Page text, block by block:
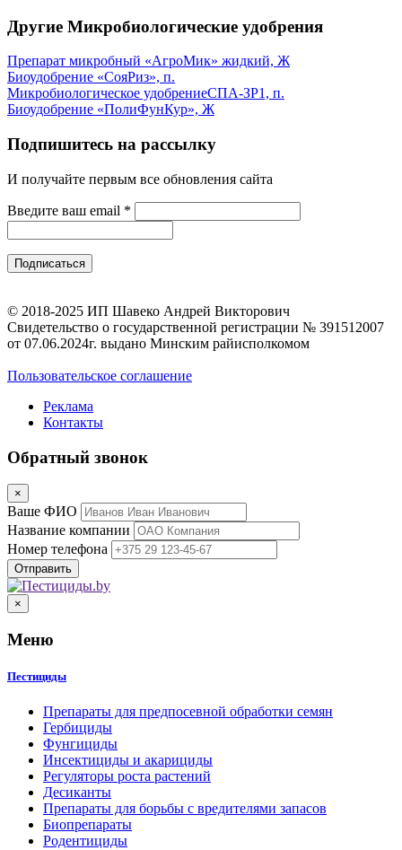
Другие Микробиологические удобрения
Препарат микробный «АгроМик» жидкий, Ж
Биоудобрение «СояРиз», п.
Микробиологическое удобрениеСПА-ЗР1, п.
Биоудобрение «ПолиФунКур», Ж
Подпишитесь на рассылку
И получайте первым все обновления сайта
Введите ваш email *
© 2018-2025 ИП Шавеко Андрей Викторович
Свидетельство о государственной регистрации № 391512007
от 07.06.2024г. выдано Минским райисполкомом
Пользовательское соглашение
Реклама
Контакты
Обратный звонок
×
Ваше ФИО
Название компании
Номер телефона
×
Меню
Пестициды
Препараты для предпосевной обработки семян
Гербициды
Фунгициды
Инсектициды и акарициды
Регуляторы роста растений
Десиканты
Препараты для борьбы с вредителями запасов
Биопрепараты
Родентициды